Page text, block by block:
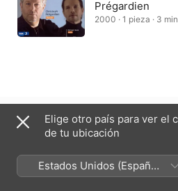
Prégardien
2000 · 1 pieza · 3 min
México English (UK)
Apple Inc.
Términos del servicio de Internet
Apple
Advertencia sobre cookies
Soporte
Elige otro país para ver el
de tu ubicación
Estados Unidos (Español
México)